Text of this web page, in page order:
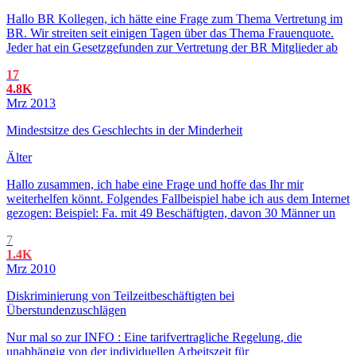
Hallo BR Kollegen, ich hätte eine Frage zum Thema Vertretung im
BR. Wir streiten seit einigen Tagen über das Thema Frauenquote.
Jeder hat ein Gesetzgefunden zur Vertretung der BR Mitglieder ab
17
4.8K
Mrz 2013
Mindestsitze des Geschlechts in der Minderheit
Älter
Hallo zusammen, ich habe eine Frage und hoffe das Ihr mir
weiterhelfen könnt. Folgendes Fallbeispiel habe ich aus dem Internet
gezogen: Beispiel: Fa. mit 49 Beschäftigten, davon 30 Männer un
7
1.4K
Mrz 2010
Diskriminierung von Teilzeitbeschäftigten bei
Überstundenzuschlägen
Nur mal so zur INFO : Eine tarifvertragliche Regelung, die
unabhängig von der individuellen Arbeitszeit für